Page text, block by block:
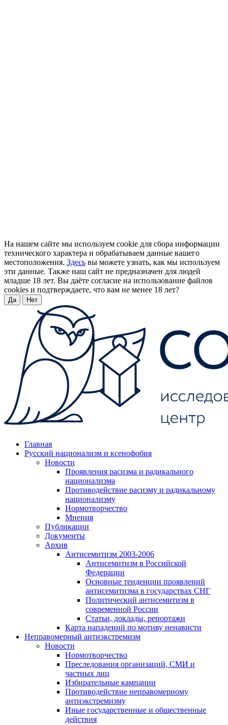
На нашем сайте мы используем cookie для сбора информации
технического характера и обрабатываем данные вашего
местоположения. Здесь вы можете узнать, как мы используем
эти данные. Также наш сайт не предназначен для людей
младше 18 лет. Вы даёте согласие на использование файлов
cookies и подтверждаете, что вам не менее 18 лет?
Да Нет
Главная
Русский национализм и ксенофобия
Новости
Проявления расизма и радикального
национализма
Противодействие расизму и радикальному
национализму
Нормотворчество
Мнения
Публикации
Документы
Архив
Антисемитизм 2003-2006
Антисемитизм в Российской
Федерации
Основные тенденции проявлений
антисемитизма в государствах СНГ
Политический антисемитизм в
современной России
Статьи, доклады, репортажи
Карта нападений по мотиву ненависти
Неправомерный антиэкстремизм
Новости
Нормотворчество
Преследования организаций, СМИ и
частных лиц
Избирательные кампании
Противодействие неправомерному
антиэкстремизму
Иные государственные и общественные
действия